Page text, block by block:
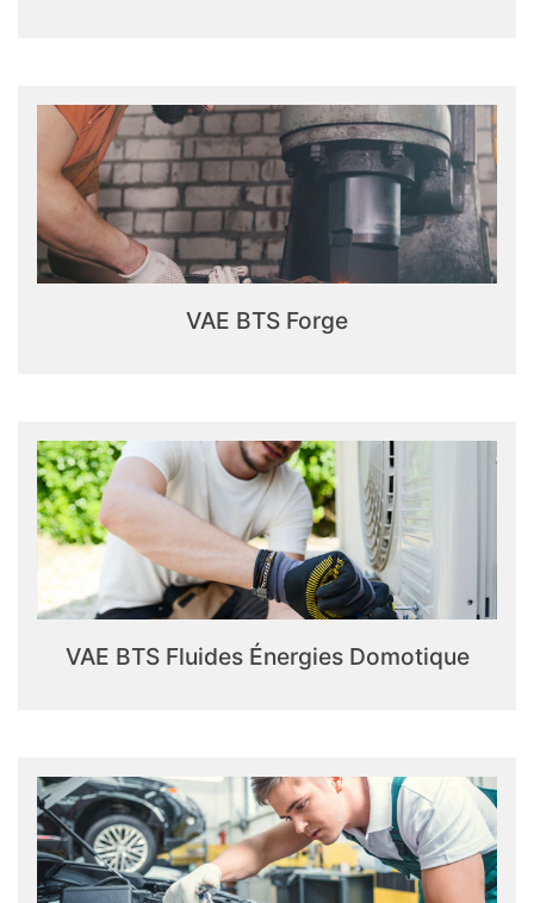
VAE BTS Forge
VAE BTS Fluides Énergies Domotique